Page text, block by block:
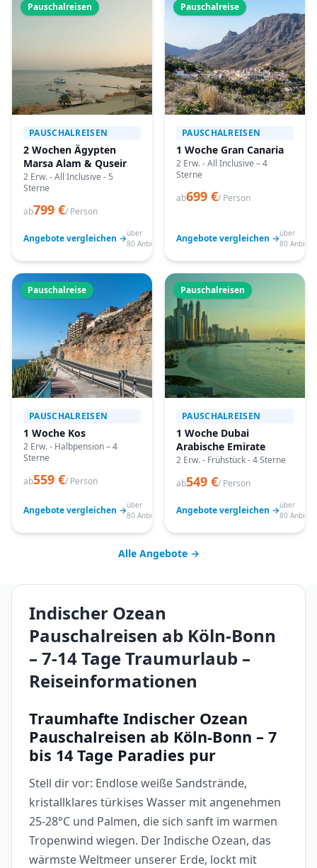
Pauschalreisen
PAUSCHALREISEN
2 Wochen Ägypten
Marsa Alam & Quseir
2 Erw. - All Inclusive - 5
Sterne
ab799 €/ Person
Angebote vergleichen →über
80 Anbieter
Pauschalreise
PAUSCHALREISEN
1 Woche Gran Canaria
2 Erw. - All Inclusive – 4
Sterne
ab699 €/ Person
Angebote vergleichen →über
80
Pauschalreise
PAUSCHALREISEN
1 Woche Kos
2 Erw. - Halbpension – 4
Sterne
ab559 €/ Person
Angebote vergleichen →über
80 Anbieter
Pauschalreisen
PAUSCHALREISEN
1 Woche Dubai
Arabische Emirate
2 Erw. - Frühstück - 4 Sterne
ab549 €/ Person
Angebote vergleichen →über
80
Alle Angebote →
Indischer Ozean
Pauschalreisen ab Köln-Bonn
– 7-14 Tage Traumurlaub –
Reiseinformationen
Traumhafte Indischer Ozean
Pauschalreisen ab Köln-Bonn – 7
bis 14 Tage Paradies pur
Stell dir vor: Endlose weiße Sandstrände,
kristallklares türkises Wasser mit angenehmen
25-28°C und Palmen, die sich sanft im warmen
Tropenwind wiegen. Der Indische Ozean, das
wärmste Weltmeer unserer Erde, lockt mit